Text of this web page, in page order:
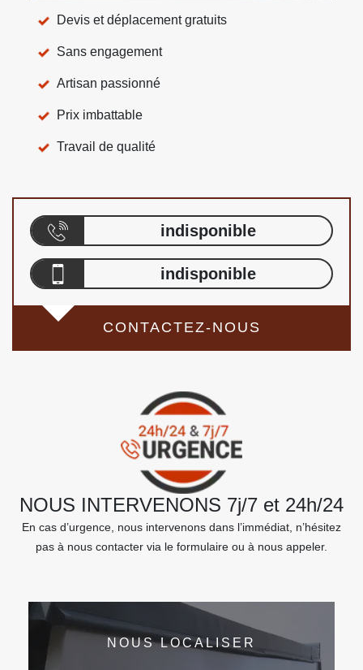
Devis et déplacement gratuits
Sans engagement
Artisan passionné
Prix imbattable
Travail de qualité
indisponible
indisponible
CONTACTEZ-NOUS
NOUS INTERVENONS 7j/7 et 24h/24
En cas d’urgence, nous intervenons dans l’immédiat, n’hésitez
pas à nous contacter via le formulaire ou à nous appeler.
NOUS LOCALISER